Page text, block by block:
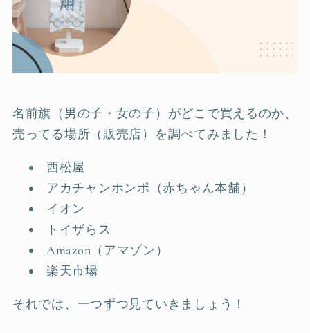
名前旗（男の子・女の子）がどこで買えるのか、
売ってる場所（販売店）を調べてみました！
西松屋
アカチャンホンポ（赤ちゃん本舗）
イオン
トイザらス
Amazon（アマゾン）
楽天市場
それでは、一つずつ見ていきましょう！